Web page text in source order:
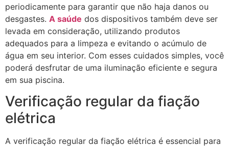
periodicamente para garantir que não haja danos ou
desgastes. A saúde dos dispositivos também deve ser
levada em consideração, utilizando produtos
adequados para a limpeza e evitando o acúmulo de
água em seu interior. Com esses cuidados simples, você
poderá desfrutar de uma iluminação eficiente e segura
em sua piscina.
Verificação regular da fiação
elétrica
A verificação regular da fiação elétrica é essencial para